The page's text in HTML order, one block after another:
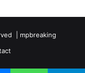
| mpbreaking